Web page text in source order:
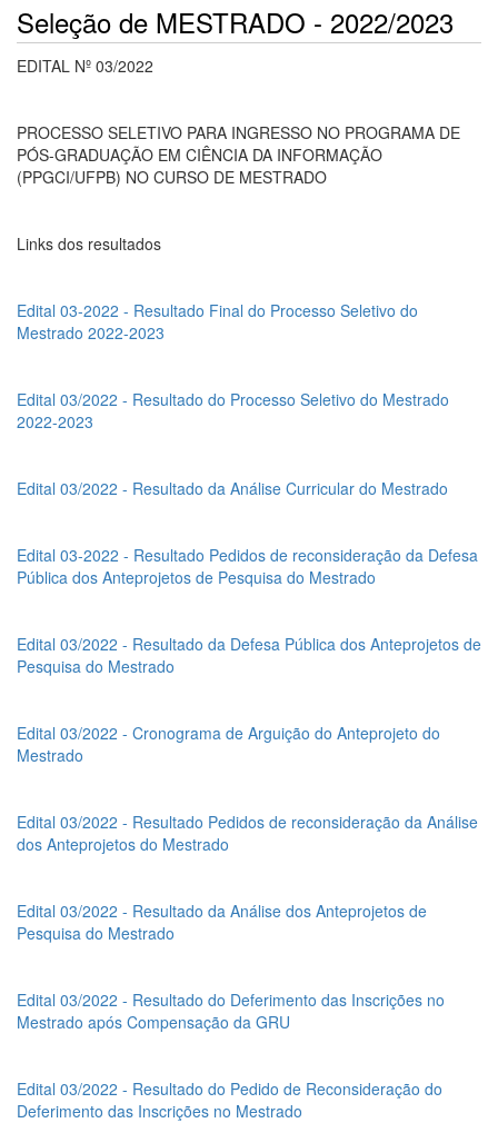
Seleção de MESTRADO - 2022/2023
EDITAL Nº 03/2022
PROCESSO SELETIVO PARA INGRESSO NO PROGRAMA DE
PÓS-GRADUAÇÃO EM CIÊNCIA DA INFORMAÇÃO
(PPGCI/UFPB) NO CURSO DE MESTRADO
Links dos resultados
Edital 03-2022 - Resultado Final do Processo Seletivo do
Mestrado 2022-2023
Edital 03/2022 - Resultado do Processo Seletivo do Mestrado
2022-2023
Edital 03/2022 - Resultado da Análise Curricular do Mestrado
Edital 03-2022 - Resultado Pedidos de reconsideração da Defesa
Pública dos Anteprojetos de Pesquisa do Mestrado
Edital 03/2022 - Resultado da Defesa Pública dos Anteprojetos de
Pesquisa do Mestrado
Edital 03/2022 - Cronograma de Arguição do Anteprojeto do
Mestrado
Edital 03/2022 - Resultado Pedidos de reconsideração da Análise
dos Anteprojetos do Mestrado
Edital 03/2022 - Resultado da Análise dos Anteprojetos de
Pesquisa do Mestrado
Edital 03/2022 - Resultado do Deferimento das Inscrições no
Mestrado após Compensação da GRU
Edital 03/2022 - Resultado do Pedido de Reconsideração do
Deferimento das Inscrições no Mestrado